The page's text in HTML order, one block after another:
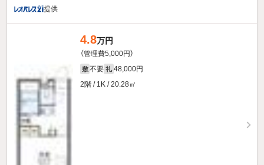
提供
4.8万円
（管理費5,000円）
敷 不要 礼 48,000円
2階 / 1K / 20.28㎡